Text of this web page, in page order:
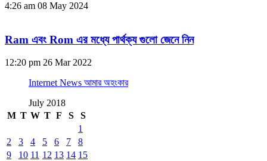
4:26 am 08 May 2024
Ram এবং Rom এর মধ্যে পার্থক্য গুলো জেনে নিন
12:20 pm 26 Mar 2022
Internet News আমার অহংকার
July 2018
M T W T F S
S
1
2
3 4 5 6 7
8
9
10 11 12 13 14 15